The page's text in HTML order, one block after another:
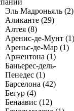
Эль Мадроньяль (2)
Аликанте (29)
Алтея (8)
Аренис-де-Мунт (1)
Ареньс-де-Мар (1)
Аржентона (1)
Баньерес-дель-
Пенедес (1)
Барселона (42)
Бегур (4)
Бенаавис (12)